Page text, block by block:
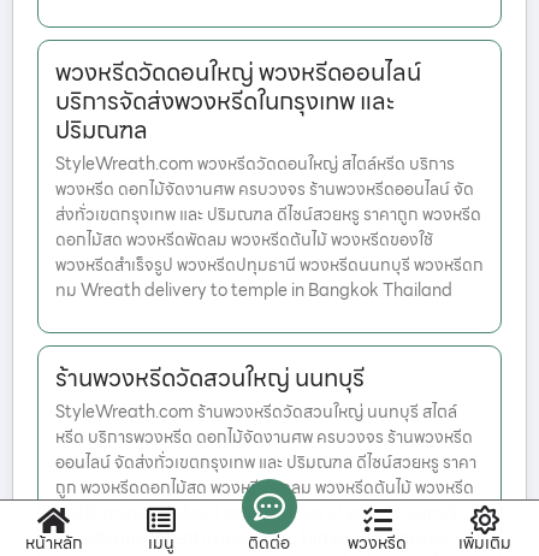
พวงหรีดวัดดอนใหญ่ พวงหรีดออนไลน์
บริการจัดส่งพวงหรีดในกรุงเทพ และ
ปริมณฑล
StyleWreath.com พวงหรีดวัดดอนใหญ่ สไตล์หรีด บริการ
พวงหรีด ดอกไม้จัดงานศพ ครบวงจร ร้านพวงหรีดออนไลน์ จัด
ส่งทั่วเขตกรุงเทพ และ ปริมณฑล ดีไซน์สวยหรู ราคาถูก พวงหรีด
ดอกไม้สด พวงหรีดพัดลม พวงหรีดต้นไม้ พวงหรีดของใช้
พวงหรีดสำเร็จรูป พวงหรีดปทุมธานี พวงหรีดนนทบุรี พวงหรีดก
ทม Wreath delivery to temple in Bangkok Thailand
ร้านพวงหรีดวัดสวนใหญ่ นนทบุรี
StyleWreath.com ร้านพวงหรีดวัดสวนใหญ่ นนทบุรี สไตล์
หรีด บริการพวงหรีด ดอกไม้จัดงานศพ ครบวงจร ร้านพวงหรีด
ออนไลน์ จัดส่งทั่วเขตกรุงเทพ และ ปริมณฑล ดีไซน์สวยหรู ราคา
ถูก พวงหรีดดอกไม้สด พวงหรีดพัดลม พวงหรีดต้นไม้ พวงหรีด
ของใช้ พวงหรีดสำเร็จรูป พวงหรีดปทุมธานี พวงหรีดนนทบุรี
พวงหรีดกทม Wreath delivery to temple in Bangkok
หน้าหลัก เมนู ติดต่อ พวงหรีด เพิ่มเติม